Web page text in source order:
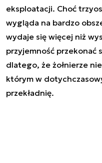
eksploatacji. Choć
wygląda na bardzo
wydaje się więcej niż
przyjemność przekonać
dlatego, że żołnierze
którym w
przekładnię.